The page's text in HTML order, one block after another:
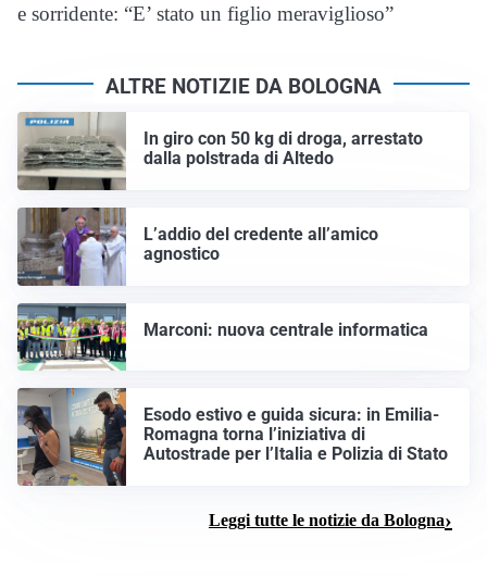
e sorridente: “E’ stato un figlio meraviglioso”
ALTRE NOTIZIE DA BOLOGNA
In giro con 50 kg di droga, arrestato
dalla polstrada di Altedo
L’addio del credente all’amico
agnostico
Marconi: nuova centrale informatica
Esodo estivo e guida sicura: in Emilia-
Romagna torna l’iniziativa di
Autostrade per l’Italia e Polizia di Stato
Leggi tutte le notizie da Bologna